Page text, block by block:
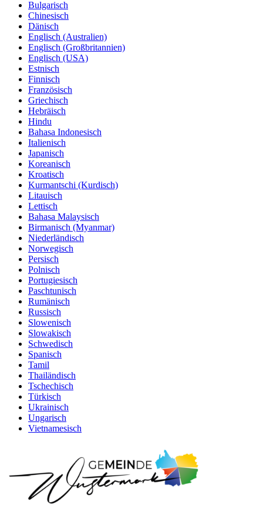
Bulgarisch
Chinesisch
Dänisch
Englisch (Australien)
Englisch (Großbritannien)
Englisch (USA)
Estnisch
Finnisch
Französisch
Griechisch
Hebräisch
Hindu
Bahasa Indonesisch
Italienisch
Japanisch
Koreanisch
Kroatisch
Kurmantschi (Kurdisch)
Litauisch
Lettisch
Bahasa Malaysisch
Birmanisch (Myanmar)
Niederländisch
Norwegisch
Persisch
Polnisch
Portugiesisch
Paschtunisch
Rumänisch
Russisch
Slowenisch
Slowakisch
Schwedisch
Spanisch
Tamil
Thailändisch
Tschechisch
Türkisch
Ukrainisch
Ungarisch
Vietnamesisch